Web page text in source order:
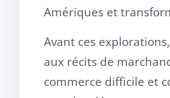
Amériques et
Avant ces
aux récits de
commerce difficile et